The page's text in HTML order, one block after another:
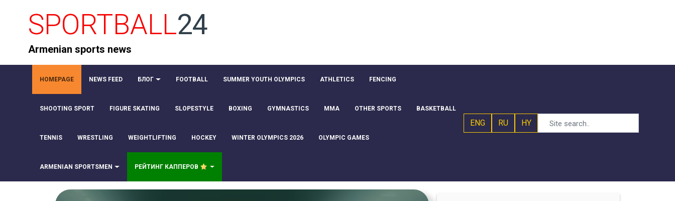
SPORTBALL24
Armenian sports news
HOMEPAGE NEWS FEED БЛОГ FOOTBALL SUMMER YOUTH OLYMPICS ATHLETICS FENCING
SHOOTING SPORT FIGURE SKATING SLOPESTYLE BOXING GYMNASTICS MMA OTHER SPORTS BASKETBALL
TENNIS WRESTLING WEIGHTLIFTING HOCKEY WINTER OLYMPICS 2026 OLYMPIC GAMES
ARMENIAN SPORTSMEN РЕЙТИНГ КАППЕРОВ
ENG RU HY